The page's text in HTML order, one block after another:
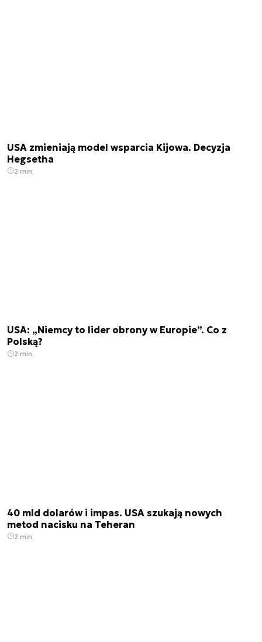
USA zmieniają model wsparcia Kijowa. Decyzja
Hegsetha
2 min.
USA: „Niemcy to lider obrony w Europie”. Co z
Polską?
2 min.
40 mld dolarów i impas. USA szukają nowych
metod nacisku na Teheran
2 min.